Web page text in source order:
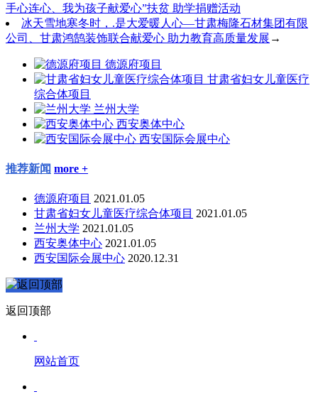
手心连心、我为孩子献爱心”扶贫 助学捐赠活动
冰天雪地寒冬时，.是大爱暖人心—甘肃梅隆石材集团有限
公司、甘肃鸿鹄装饰联合献爱心 助力教育高质量发展 →
德源府项目
甘肃省妇女儿童医疗
综合体项目
兰州大学
西安奥体中心
西安国际会展中心
推荐新闻 more +
德源府项目 2021.01.05
甘肃省妇女儿童医疗综合体项目 2021.01.05
兰州大学 2021.01.05
西安奥体中心 2021.01.05
西安国际会展中心 2020.12.31
返回顶部
网站首页